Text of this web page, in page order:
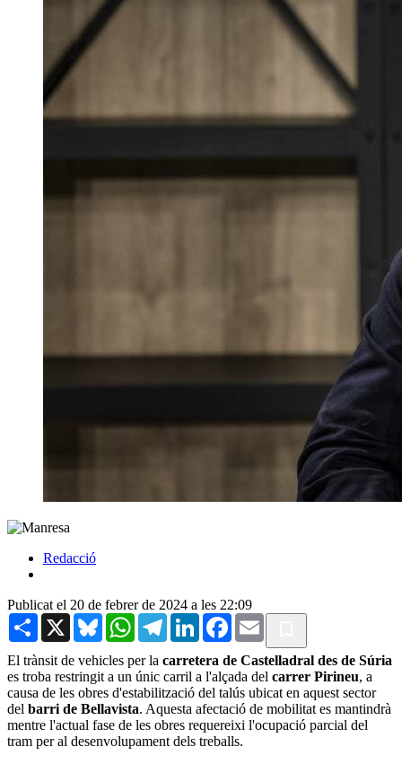
Redacció
Publicat el 20 de febrer de 2024 a les 22:09
Share X BlueskyWhatsAppTelegramLinkedInFacebook
Email
El trànsit de vehicles per la carretera de Castelladral des de Súria
es troba restringit a un únic carril a l'alçada del carrer Pirineu, a
causa de les obres d'estabilització del talús ubicat en aquest sector
del barri de Bellavista. Aquesta afectació de mobilitat es mantindrà
mentre l'actual fase de les obres requereixi l'ocupació parcial del
tram per al desenvolupament dels treballs.